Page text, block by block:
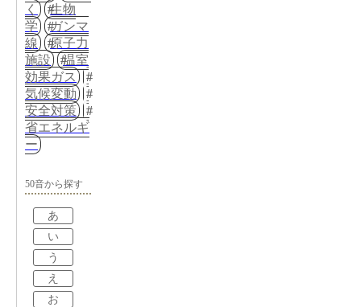
く
生物
学
ガンマ
線
原子力
施設
温室
効果ガス
気候変動
安全対策
省エネルギ
ー
50音から探す
あ
い
う
え
お